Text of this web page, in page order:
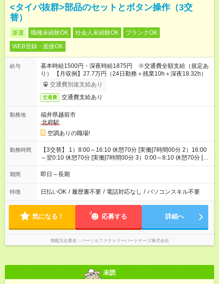
<タイパ抜群>部品のセットとボタン操作（3交
替）
派遣 職種未経験OK 社会人未経験OK
ブランクOK
WEB登録・面接OK
給与
基本時給1500円・深夜時給1875円 ※交通費全額支給（規定あ
り） 【月収例】27.7万円（24日勤務＋残業10h＋深夜18.32h）
交通費別途支給あり
交通費 交通費支給あり
勤務地
福井県越前市
北府駅
空調ありの職場!
勤務時間
【3交替】 1）8:00～16:10 休憩70分 [実働]7時間00分 2）16:00
～翌0:10 休憩70分 [実働]7時間00分 3）0:00～8:10 休憩70分 [実
働]7時間00分
期間 即日～長期
特徴 日払いOK / 履歴書不要 / 電話対応なし / パソコンスキル不要
気になる！ 応募する 詳細へ
掲載元企業名 パーソルファクトリーパートナーズ株式会社
未読